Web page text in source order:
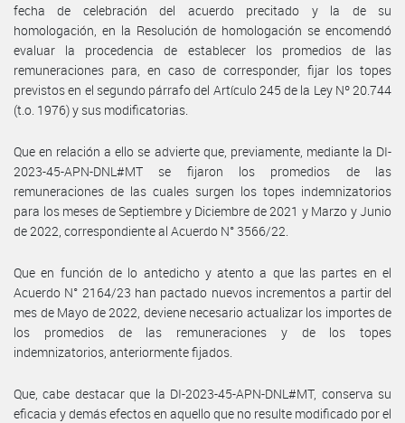
fecha de celebración del acuerdo precitado y la de su
homologación, en la Resolución de homologación se encomendó
evaluar la procedencia de establecer los promedios de las
remuneraciones para, en caso de corresponder, fijar los topes
previstos en el segundo párrafo del Artículo 245 de la Ley Nº 20.744
(t.o. 1976) y sus modificatorias.
Que en relación a ello se advierte que, previamente, mediante la DI-
2023-45-APN-DNL#MT se fijaron los promedios de las
remuneraciones de las cuales surgen los topes indemnizatorios
para los meses de Septiembre y Diciembre de 2021 y Marzo y Junio
de 2022, correspondiente al Acuerdo N° 3566/22.
Que en función de lo antedicho y atento a que las partes en el
Acuerdo N° 2164/23 han pactado nuevos incrementos a partir del
mes de Mayo de 2022, deviene necesario actualizar los importes de
los promedios de las remuneraciones y de los topes
indemnizatorios, anteriormente fijados.
Que, cabe destacar que la DI-2023-45-APN-DNL#MT, conserva su
eficacia y demás efectos en aquello que no resulte modificado por el